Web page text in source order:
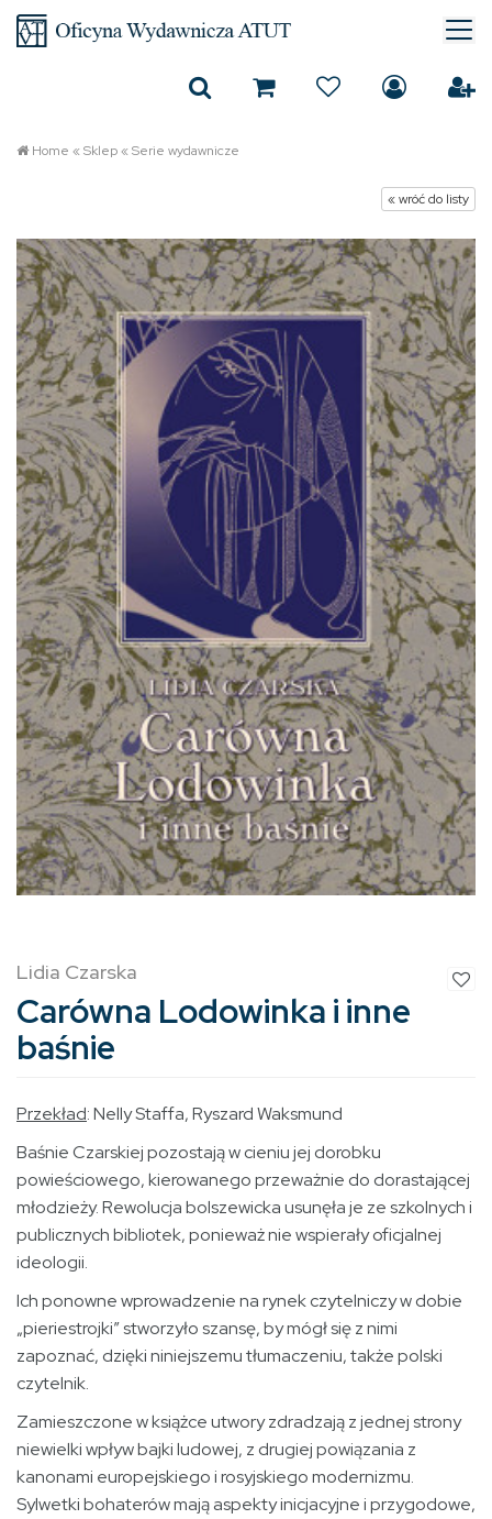
Home «Sklep«Serie wydawnicze
« wróć do listy
Lidia Czarska
Carówna Lodowinka i inne
baśnie
Przekład: Nelly Staffa, Ryszard Waksmund
Baśnie Czarskiej pozostają w cieniu jej dorobku
powieściowego, kierowanego przeważnie do dorastającej
młodzieży. Rewolucja bolszewicka usunęła je ze szkolnych i
publicznych bibliotek, ponieważ nie wspierały oficjalnej
ideologii.
Ich ponowne wprowadzenie na rynek czytelniczy w dobie
„pieriestrojki” stworzyło szansę, by mógł się z nimi
zapoznać, dzięki niniejszemu tłumaczeniu, także polski
czytelnik.
Zamieszczone w książce utwory zdradzają z jednej strony
niewielki wpływ bajki ludowej, z drugiej powiązania z
kanonami europejskiego i rosyjskiego modernizmu.
Sylwetki bohaterów mają aspekty inicjacyjne i przygodowe,